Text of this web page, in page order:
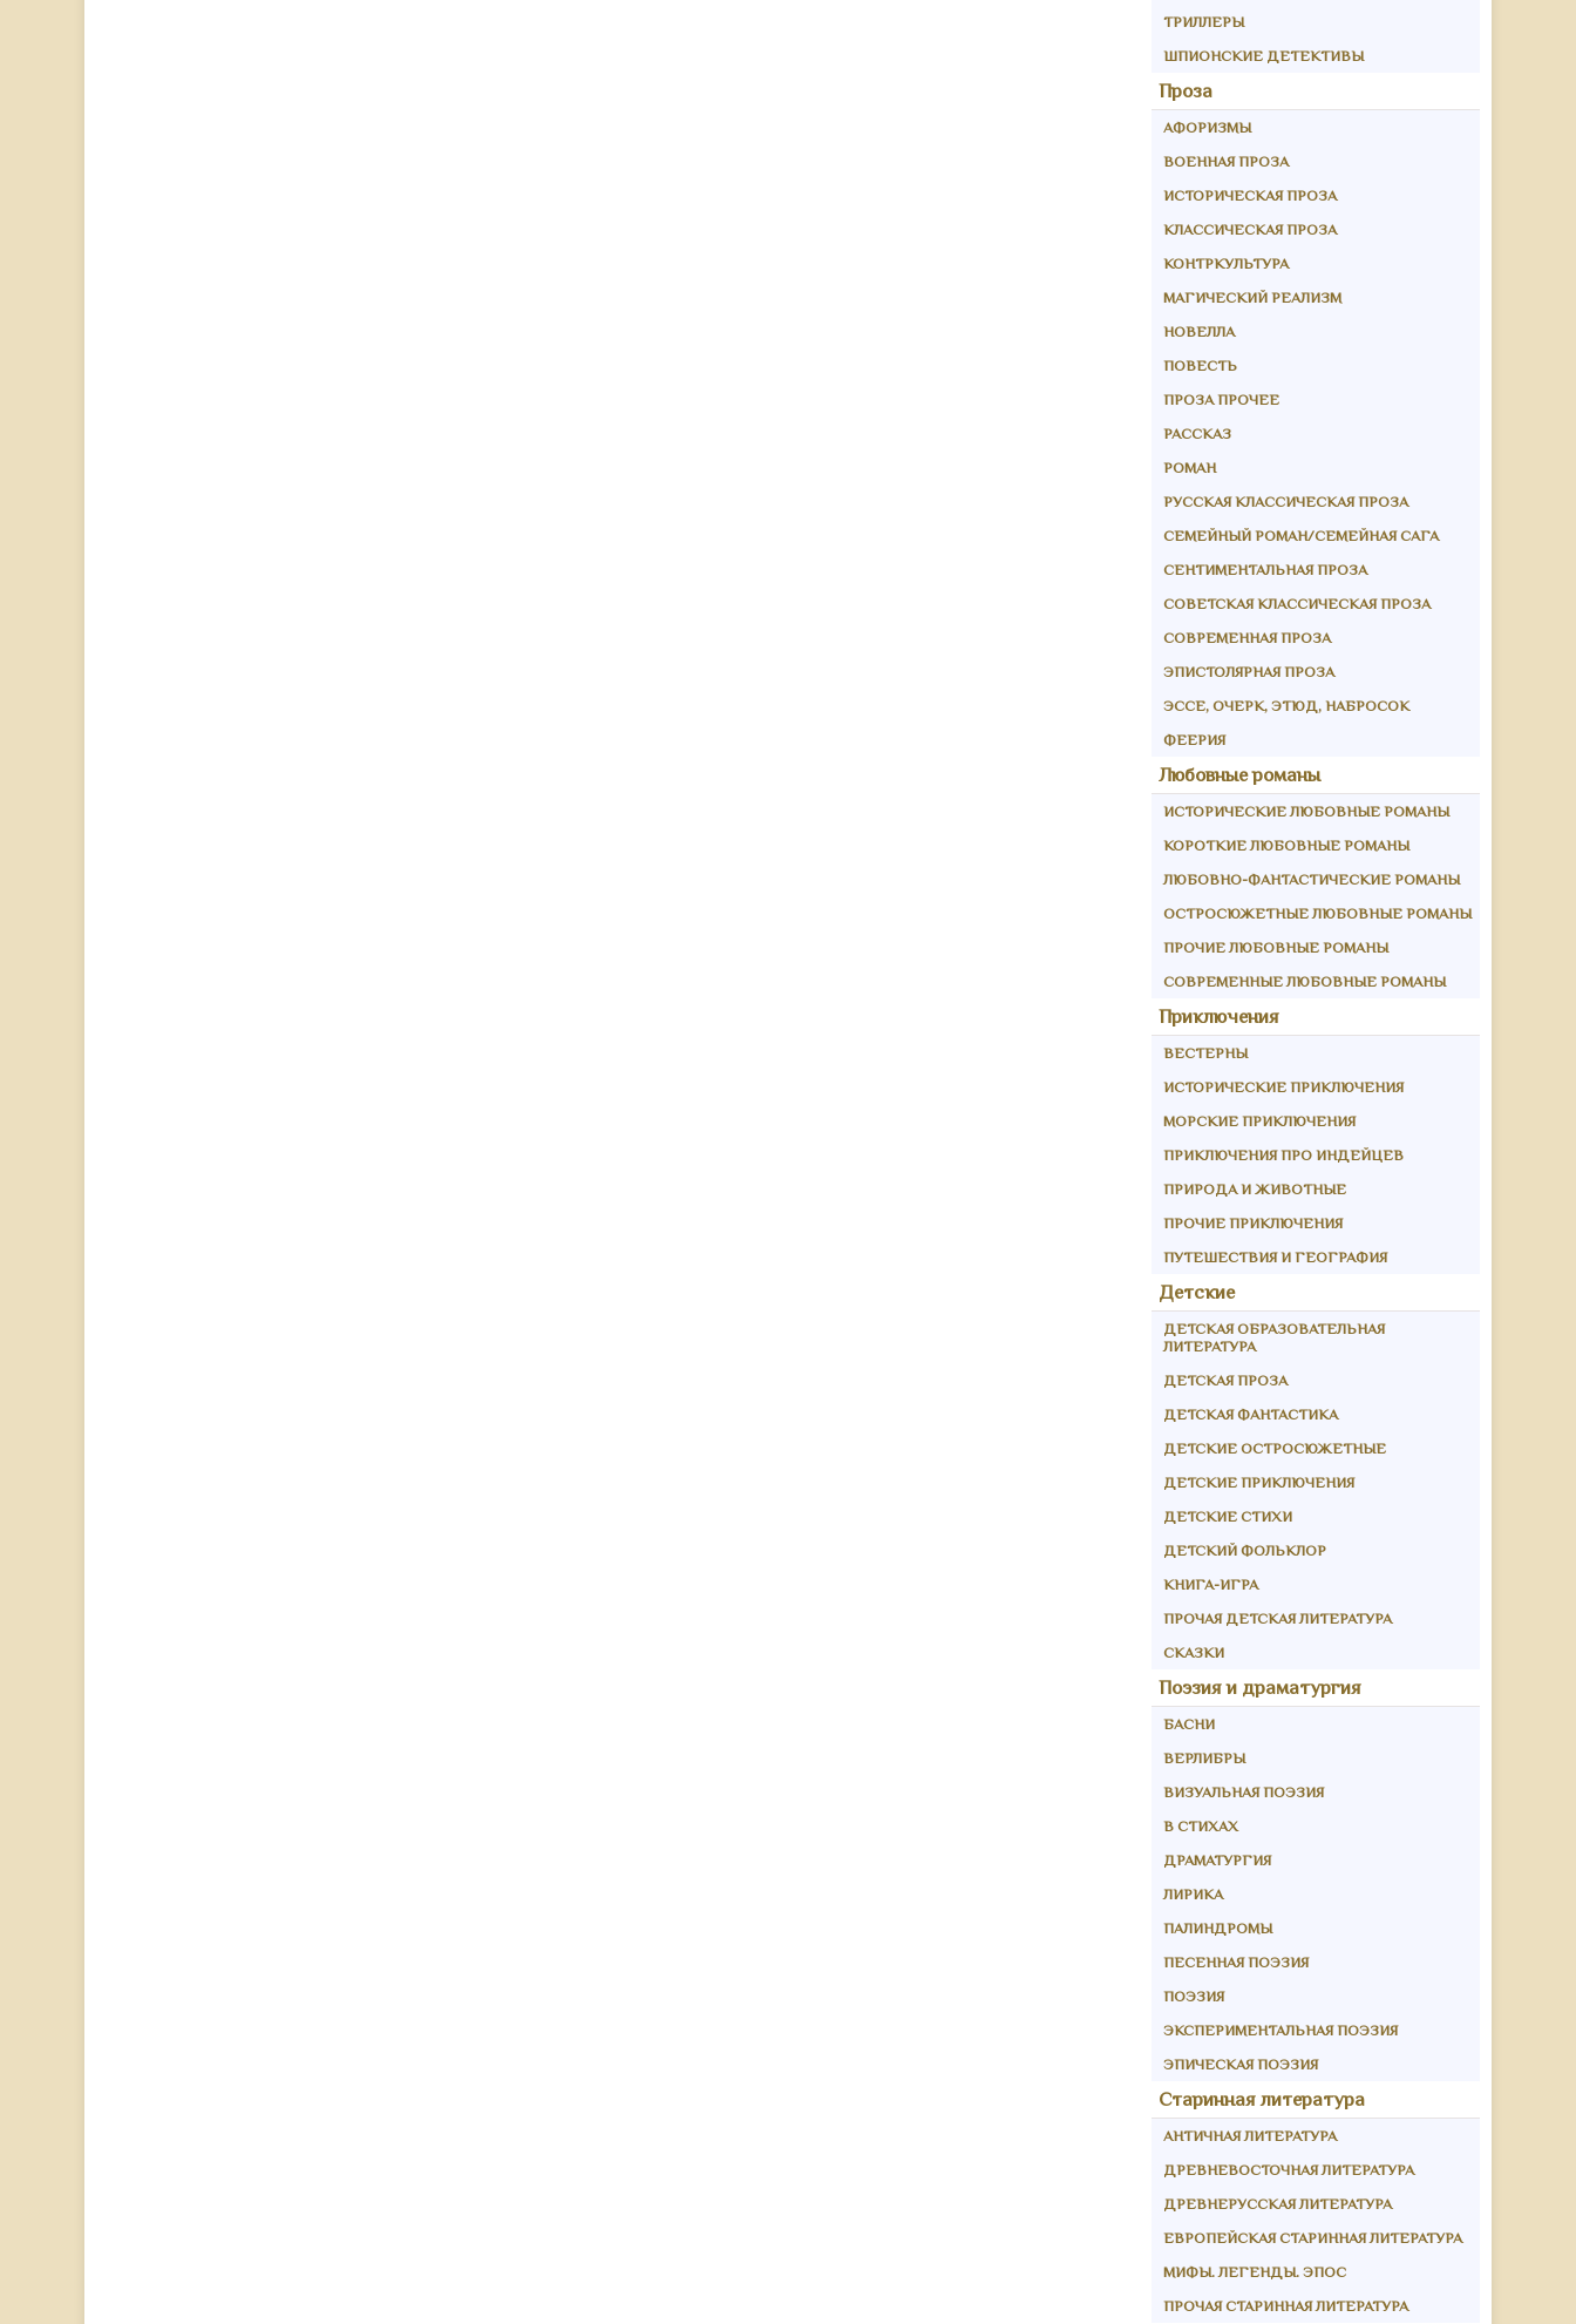
ТРИЛЛЕРЫ
ШПИОНСКИЕ ДЕТЕКТИВЫ
Проза
АФОРИЗМЫ
ВОЕННАЯ ПРОЗА
ИСТОРИЧЕСКАЯ ПРОЗА
КЛАССИЧЕСКАЯ ПРОЗА
КОНТРКУЛЬТУРА
МАГИЧЕСКИЙ РЕАЛИЗМ
НОВЕЛЛА
ПОВЕСТЬ
ПРОЗА ПРОЧЕЕ
РАССКАЗ
РОМАН
РУССКАЯ КЛАССИЧЕСКАЯ ПРОЗА
СЕМЕЙНЫЙ РОМАН/СЕМЕЙНАЯ САГА
СЕНТИМЕНТАЛЬНАЯ ПРОЗА
СОВЕТСКАЯ КЛАССИЧЕСКАЯ ПРОЗА
СОВРЕМЕННАЯ ПРОЗА
ЭПИСТОЛЯРНАЯ ПРОЗА
ЭССЕ, ОЧЕРК, ЭТЮД, НАБРОСОК
ФЕЕРИЯ
Любовные романы
ИСТОРИЧЕСКИЕ ЛЮБОВНЫЕ РОМАНЫ
КОРОТКИЕ ЛЮБОВНЫЕ РОМАНЫ
ЛЮБОВНО-ФАНТАСТИЧЕСКИЕ РОМАНЫ
ОСТРОСЮЖЕТНЫЕ ЛЮБОВНЫЕ РОМАНЫ
ПРОЧИЕ ЛЮБОВНЫЕ РОМАНЫ
СОВРЕМЕННЫЕ ЛЮБОВНЫЕ РОМАНЫ
Приключения
ВЕСТЕРНЫ
ИСТОРИЧЕСКИЕ ПРИКЛЮЧЕНИЯ
МОРСКИЕ ПРИКЛЮЧЕНИЯ
ПРИКЛЮЧЕНИЯ ПРО ИНДЕЙЦЕВ
ПРИРОДА И ЖИВОТНЫЕ
ПРОЧИЕ ПРИКЛЮЧЕНИЯ
ПУТЕШЕСТВИЯ И ГЕОГРАФИЯ
Детские
ДЕТСКАЯ ОБРАЗОВАТЕЛЬНАЯ
ЛИТЕРАТУРА
ДЕТСКАЯ ПРОЗА
ДЕТСКАЯ ФАНТАСТИКА
ДЕТСКИЕ ОСТРОСЮЖЕТНЫЕ
ДЕТСКИЕ ПРИКЛЮЧЕНИЯ
ДЕТСКИЕ СТИХИ
ДЕТСКИЙ ФОЛЬКЛОР
КНИГА-ИГРА
ПРОЧАЯ ДЕТСКАЯ ЛИТЕРАТУРА
СКАЗКИ
Поэзия и драматургия
БАСНИ
ВЕРЛИБРЫ
ВИЗУАЛЬНАЯ ПОЭЗИЯ
В СТИХАХ
ДРАМАТУРГИЯ
ЛИРИКА
ПАЛИНДРОМЫ
ПЕСЕННАЯ ПОЭЗИЯ
ПОЭЗИЯ
ЭКСПЕРИМЕНТАЛЬНАЯ ПОЭЗИЯ
ЭПИЧЕСКАЯ ПОЭЗИЯ
Старинная литература
АНТИЧНАЯ ЛИТЕРАТУРА
ДРЕВНЕВОСТОЧНАЯ ЛИТЕРАТУРА
ДРЕВНЕРУССКАЯ ЛИТЕРАТУРА
ЕВРОПЕЙСКАЯ СТАРИННАЯ ЛИТЕРАТУРА
МИФЫ. ЛЕГЕНДЫ. ЭПОС
ПРОЧАЯ СТАРИННАЯ ЛИТЕРАТУРА